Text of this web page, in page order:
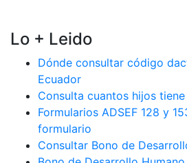
Lo + Leido
Dónde consultar código
Ecuador
Consulta cuantos hijos
Formularios ADSEF 128 y
formulario
Consultar Bono de